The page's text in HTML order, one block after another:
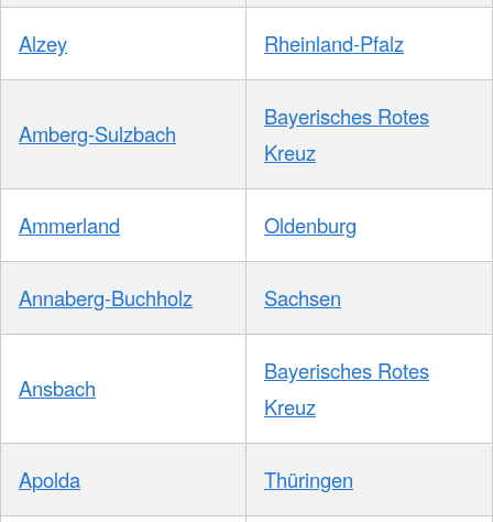
Alzey Rheinland-Pfalz
Amberg-Sulzbach
Bayerisches Rotes
Kreuz
Ammerland Oldenburg
Annaberg-Buchholz Sachsen
Ansbach
Bayerisches Rotes
Kreuz
Apolda Thüringen